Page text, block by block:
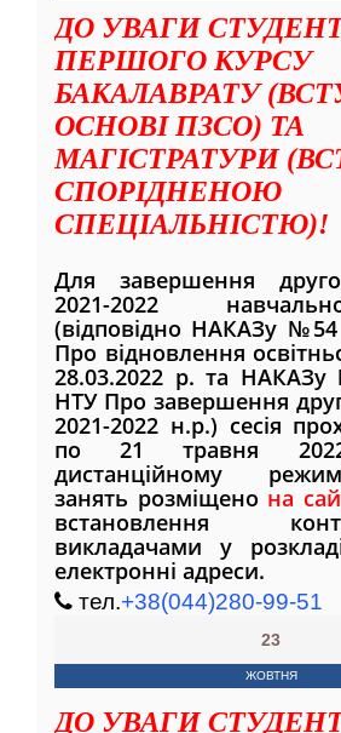
ДО УВАГИ
ПЕРШОГО КУРСУ
БАКАЛАВРАТУ
ОСНОВІ ПЗСО) ТА
МАГІСТРАТУРИ
СПОРІДНЕНОЮ
СПЕЦІАЛЬНІСТЮ)!
Для завершення
2021-2022
(відповідно НАКАЗу
Про відновлення
28.03.2022 р. та
НТУ Про завершення
2021-2022 н.р.) сесія
по 21 травня
дистанційному
занять розміщено на
встановлення
викладачами у
електронні адреси.
тел.+38(044)280-99-51
23
ЖОВТНЯ
ДО УВАГИ